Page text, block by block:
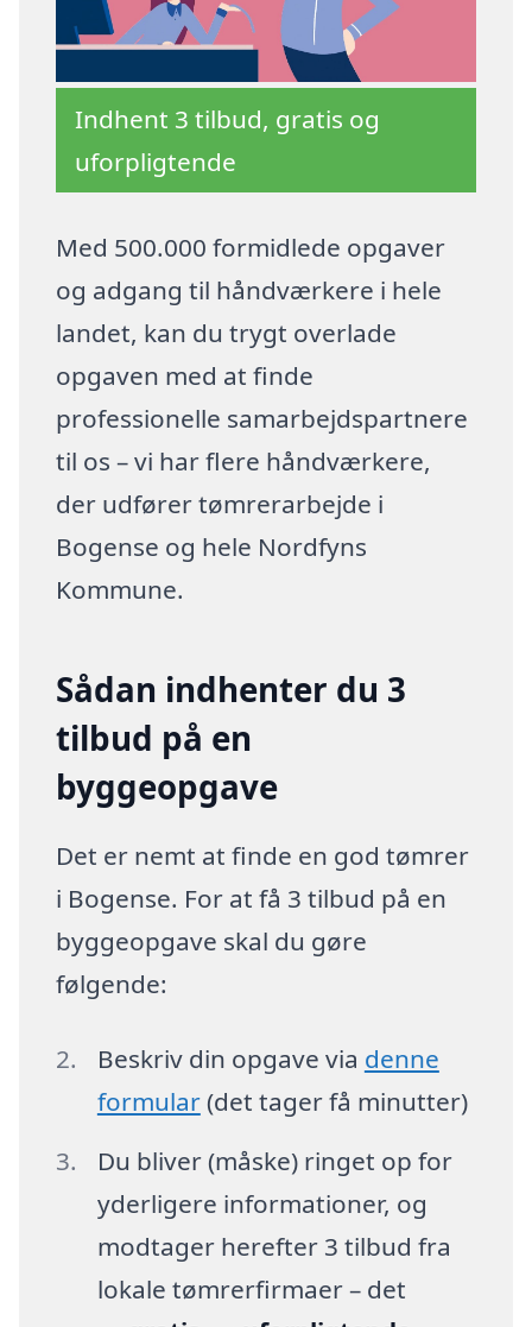
Indhent 3 tilbud, gratis og
uforpligtende
Med 500.000 formidlede opgaver
og adgang til håndværkere i hele
landet, kan du trygt overlade
opgaven med at finde
professionelle samarbejdspartnere
til os – vi har flere håndværkere,
der udfører tømrerarbejde i
Bogense og hele Nordfyns
Kommune.
Sådan indhenter du 3
tilbud på en
byggeopgave
Det er nemt at finde en god tømrer
i Bogense. For at få 3 tilbud på en
byggeopgave skal du gøre
følgende:
Beskriv din opgave via denne
formular(det tager få minutter)
Du bliver (måske) ringet op for
yderligere informationer, og
modtager herefter 3 tilbud fra
lokale tømrerfirmaer – det